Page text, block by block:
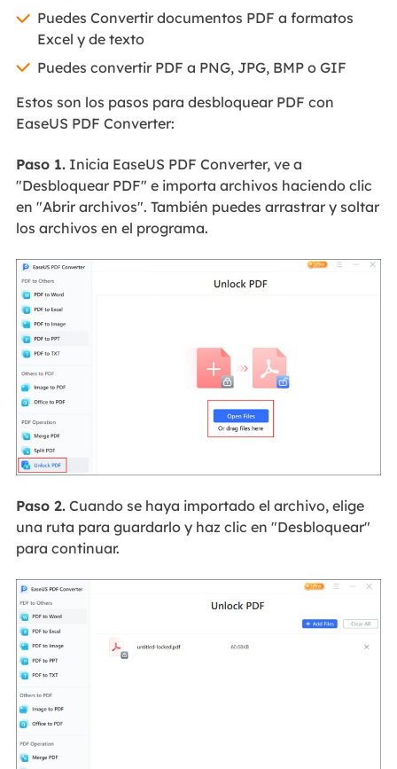
Puedes Convertir documentos PDF a formatos
Excel y de texto
Puedes convertir PDF a PNG, JPG, BMP o GIF
Estos son los pasos para desbloquear PDF con
EaseUS PDF Converter:
Paso 1.Inicia EaseUS PDF Converter, ve a
"Desbloquear PDF" e importa archivos haciendo clic
en "Abrir archivos". También puedes arrastrar y soltar
los archivos en el programa.
Paso 2.Cuando se haya importado el archivo, elige
una ruta para guardarlo y haz clic en "Desbloquear"
para continuar.